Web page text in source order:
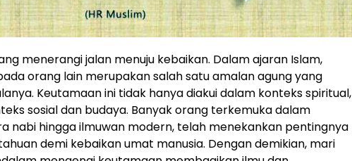
menerangi jalan menuju kebaikan. Dalam ajaran Islam,
orang lain merupakan salah satu amalan agung yang
Keutamaan ini tidak hanya diakui dalam konteks spiritual,
sosial dan budaya. Banyak orang terkemuka dalam
nabi hingga ilmuwan modern, telah menekankan pentingnya
demi kebaikan umat manusia. Dengan demikian, mari